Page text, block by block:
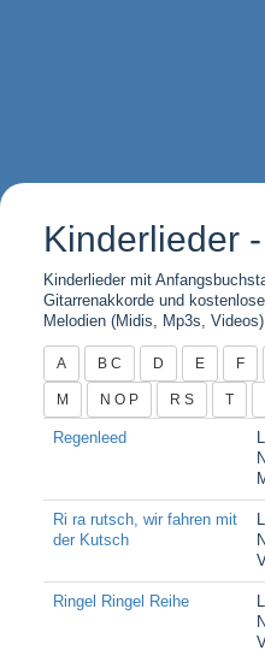
Kinderlieder
Kinderlieder mit
Gitarrenakkorde und
Melodien (Midis, Mp3s, Videos)
A B C D E F
M N O P R S T
Regenleed
Ri ra rutsch, wir fahren mit
der Kutsch
Ringel Ringel Reihe